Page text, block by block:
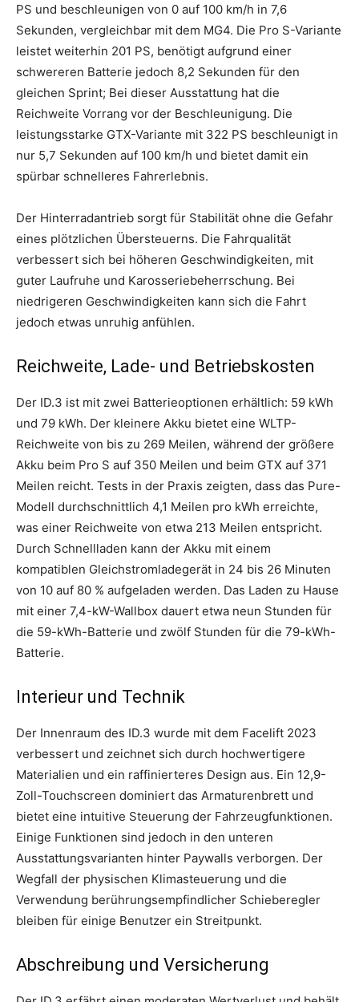
PS und beschleunigen von 0 auf 100 km/h in 7,6
Sekunden, vergleichbar mit dem MG4. Die Pro S-Variante
leistet weiterhin 201 PS, benötigt aufgrund einer
schwereren Batterie jedoch 8,2 Sekunden für den
gleichen Sprint; Bei dieser Ausstattung hat die
Reichweite Vorrang vor der Beschleunigung. Die
leistungsstarke GTX-Variante mit 322 PS beschleunigt in
nur 5,7 Sekunden auf 100 km/h und bietet damit ein
spürbar schnelleres Fahrerlebnis.
Der Hinterradantrieb sorgt für Stabilität ohne die Gefahr
eines plötzlichen Übersteuerns. Die Fahrqualität
verbessert sich bei höheren Geschwindigkeiten, mit
guter Laufruhe und Karosseriebeherrschung. Bei
niedrigeren Geschwindigkeiten kann sich die Fahrt
jedoch etwas unruhig anfühlen.
Reichweite, Lade- und Betriebskosten
Der ID.3 ist mit zwei Batterieoptionen erhältlich: 59 kWh
und 79 kWh. Der kleinere Akku bietet eine WLTP-
Reichweite von bis zu 269 Meilen, während der größere
Akku beim Pro S auf 350 Meilen und beim GTX auf 371
Meilen reicht. Tests in der Praxis zeigten, dass das Pure-
Modell durchschnittlich 4,1 Meilen pro kWh erreichte,
was einer Reichweite von etwa 213 Meilen entspricht.
Durch Schnellladen kann der Akku mit einem
kompatiblen Gleichstromladegerät in 24 bis 26 Minuten
von 10 auf 80 % aufgeladen werden. Das Laden zu Hause
mit einer 7,4-kW-Wallbox dauert etwa neun Stunden für
die 59-kWh-Batterie und zwölf Stunden für die 79-kWh-
Batterie.
Interieur und Technik
Der Innenraum des ID.3 wurde mit dem Facelift 2023
verbessert und zeichnet sich durch hochwertigere
Materialien und ein raffinierteres Design aus. Ein 12,9-
Zoll-Touchscreen dominiert das Armaturenbrett und
bietet eine intuitive Steuerung der Fahrzeugfunktionen.
Einige Funktionen sind jedoch in den unteren
Ausstattungsvarianten hinter Paywalls verborgen. Der
Wegfall der physischen Klimasteuerung und die
Verwendung berührungsempfindlicher Schieberegler
bleiben für einige Benutzer ein Streitpunkt.
Abschreibung und Versicherung